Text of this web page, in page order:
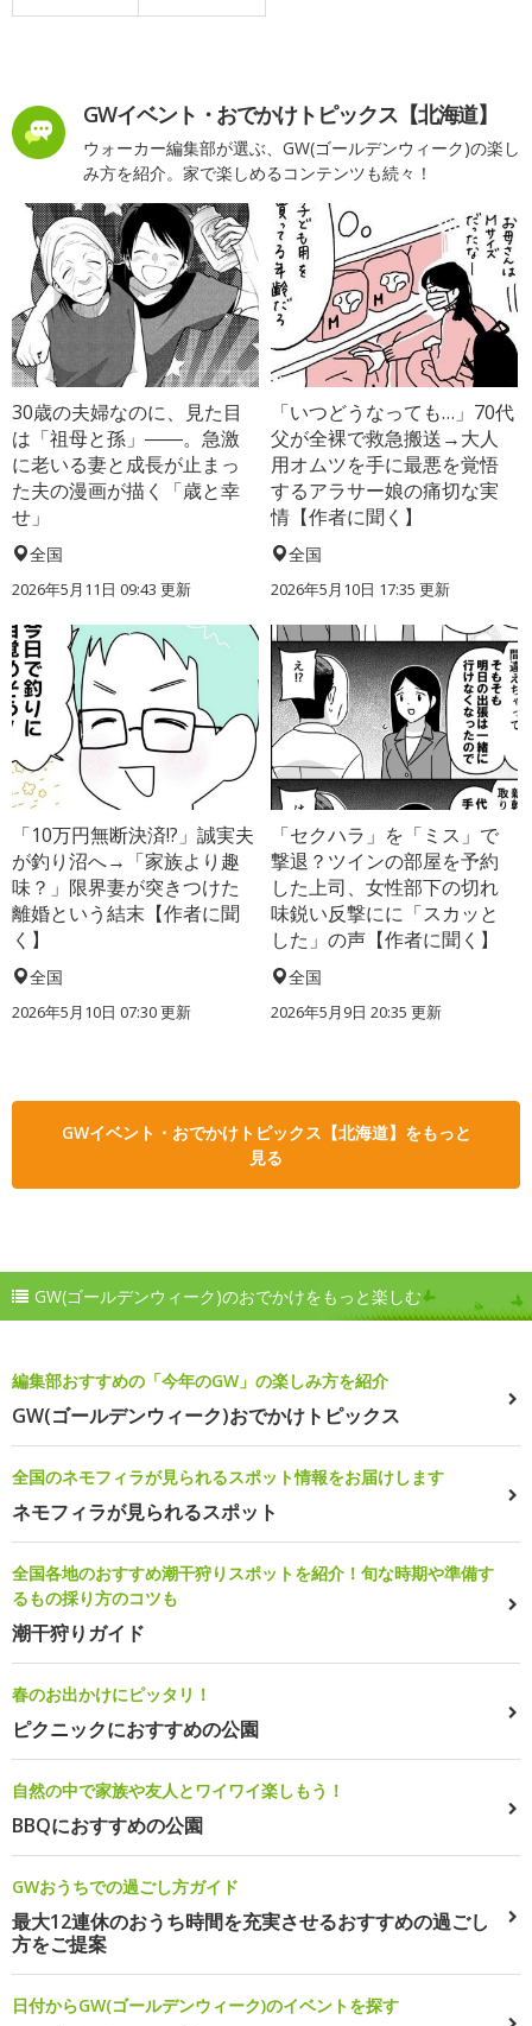
GWイベント・おでかけトピックス【北海道】
ウォーカー編集部が選ぶ、GW(ゴールデンウィーク)の楽し
み方を紹介。家で楽しめるコンテンツも続々！
30歳の夫婦なのに、見た目
は「祖母と孫」――。急激
に老いる妻と成長が止まっ
た夫の漫画が描く「歳と幸
せ」
全国
2026年5月11日 09:43 更新
「いつどうなっても…」70代
父が全裸で救急搬送→大人
用オムツを手に最悪を覚悟
するアラサー娘の痛切な実
情【作者に聞く】
全国
2026年5月10日 17:35 更新
「10万円無断決済!?」誠実夫
が釣り沼へ→「家族より趣
味？」限界妻が突きつけた
離婚という結末【作者に聞
く】
全国
2026年5月10日 07:30 更新
「セクハラ」を「ミス」で
撃退？ツインの部屋を予約
した上司、女性部下の切れ
味鋭い反撃にに「スカッと
した」の声【作者に聞く】
全国
2026年5月9日 20:35 更新
GWイベント・おでかけトピックス【北海道】をもっと
見る
GW(ゴールデンウィーク)のおでかけをもっと楽しむ
編集部おすすめの「今年のGW」の楽しみ方を紹介
GW(ゴールデンウィーク)おでかけトピックス
全国のネモフィラが見られるスポット情報をお届けします
ネモフィラが見られるスポット
全国各地のおすすめ潮干狩りスポットを紹介！旬な時期や準備す
るもの採り方のコツも
潮干狩りガイド
春のお出かけにピッタリ！
ピクニックにおすすめの公園
自然の中で家族や友人とワイワイ楽しもう！
BBQにおすすめの公園
GWおうちでの過ごし方ガイド
最大12連休のおうち時間を充実させるおすすめの過ごし
方をご提案
日付からGW(ゴールデンウィーク)のイベントを探す